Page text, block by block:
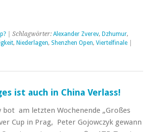
| Schlagwörter: Alexander Zverev, Dzhumur,
, Niederlagen, Shenzhen Open, Viertelfinale
ist auch in China Verlass!
bot am letzten Wochenende „Großes
Cup in Prag, Peter Gojowczyk gewann